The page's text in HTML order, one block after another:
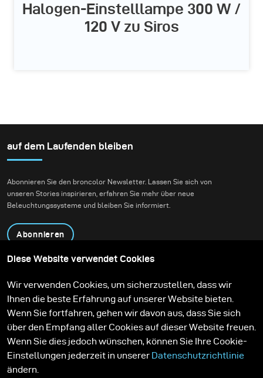
Halogen-Einstelllampe 300 W /
120 V zu Siros
auf dem Laufenden bleiben
Abonnieren Sie den broncolor Newsletter. Lassen Sie sich von
unseren Stories inspirieren, erfahren Sie mehr über neue
Beleuchtungssysteme und bleiben Sie informiert.
Abonnieren
Kontakt
Technologien
Contribute to our blog
Lernen
Support
Karriere
Media Center
Diese Website verwendet Cookies
Wir verwenden Cookies, um sicherzustellen, dass wir
Ihnen die beste Erfahrung auf unserer Website bieten.
Wenn Sie fortfahren, gehen wir davon aus, dass Sie sich
über den Empfang aller Cookies auf dieser Website freuen.
Wenn Sie dies jedoch wünschen, können Sie Ihre Cookie-
Einstellungen jederzeit in unserer Datenschutzrichtlinie
ändern.